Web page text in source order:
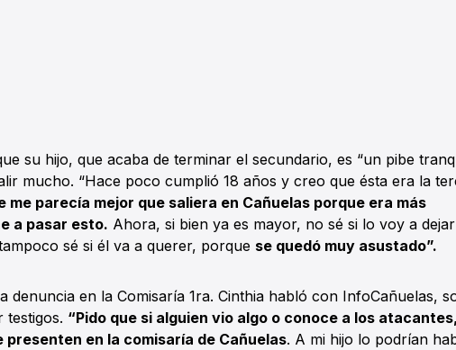
su hijo, que acaba de terminar el secundario, es “un pibe
mucho. “Hace poco cumplió 18 años y creo que ésta era la
me parecía mejor que saliera en Cañuelas porque era más
a pasar esto. Ahora, si bien ya es mayor, no sé si lo voy a dejar
sé si él va a querer, porque se quedó muy asustado”.
denuncia en la Comisaría 1ra. Cinthia habló con InfoCañuelas,
testigos. “Pido que si alguien vio algo o conoce a los atacantes,
presenten en la comisaría de Cañuelas. A mi hijo lo podrían